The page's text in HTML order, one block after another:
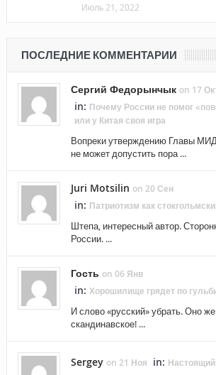
Июль 21, 2022
ПОСЛЕДНИЕ КОММЕНТАРИИ
Сергий Федорынчык on 17
in: Почему России не помог
или у Китая своя игра
Вопреки утверждению Главы
не может допустить пора ...
Juri Motsilin on 20 Сен
in: Патриотизм как
Штепа, интересный автор.
России. ...
Гость on 06 Янв
in: Хорошилище грядет по
И слово «русский» убрать. Оно
скандинавское! ...
Sergey on 21 Ноя in: